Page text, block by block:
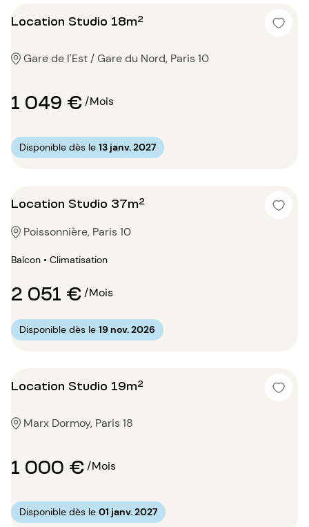
Location Studio 18m²
Gare de l'Est / Gare du Nord, Paris 10
1 049 €/Mois
Disponible dès le 13 janv. 2027
Location Studio 37m²
Poissonnière, Paris 10
Balcon • Climatisation
2 051 €/Mois
Disponible dès le 19 nov. 2026
Location Studio 19m²
Marx Dormoy, Paris 18
1 000 €/Mois
Disponible dès le 01 janv. 2027